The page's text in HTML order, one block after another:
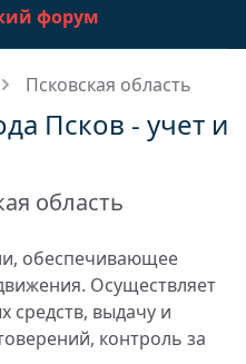
форум
Псковская область
Псков - учет и
область
обеспечивающее
Осуществляет
средств, выдачу и
контроль за